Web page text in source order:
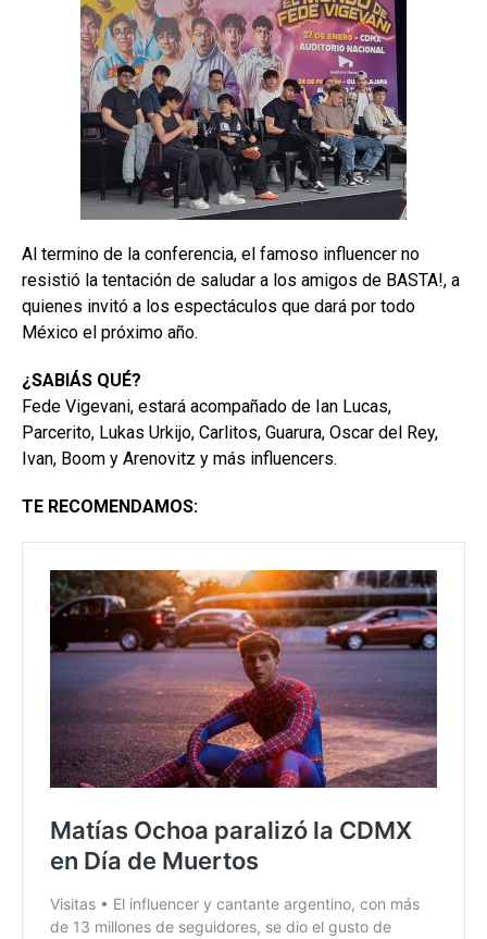
Al termino de la conferencia, el famoso influencer no
resistió la tentación de saludar a los amigos de BASTA!, a
quienes invitó a los espectáculos que dará por todo
México el próximo año.
¿SABIÁS QUÉ?
Fede Vigevani, estará acompañado de Ian Lucas,
Parcerito, Lukas Urkijo, Carlitos, Guarura, Oscar del Rey,
Ivan, Boom y Arenovitz y más influencers.
TE RECOMENDAMOS: